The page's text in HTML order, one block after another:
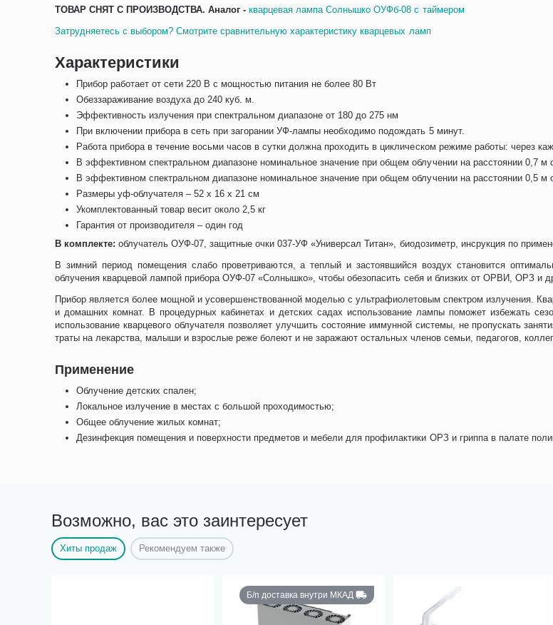
ТОВАР СНЯТ С ПРОИЗВОДСТВА. Аналог -кварцевая лампа Солнышко ОУФб-08 с таймером
Затрудняетесь с выбором? Смотрите сравнительную характеристику кварцевых ламп
Характеристики
Прибор работает от сети 220 В с мощностью питания не более 80 Вт
Обеззараживание воздуха до 240 куб. м.
Эффективность излучения при спектральном диапазоне от 180 до 275 нм
При включении прибора в сеть при загорании УФ-лампы необходимо подождать 5 минут.
Работа прибора в течение восьми часов в сутки должна проходить в циклическом режиме работы: через
В эффективном спектральном диапазоне номинальное значение при общем облучении на расстоянии 0,7
В эффективном спектральном диапазоне номинальное значение при общем облучении на расстоянии 0,5
Размеры уф-облучателя – 52 х 16 х 21 см
Укомплектованный товар весит около 2,5 кг
Гарантия от производителя – один год
В комплекте:облучатель ОУФ-07, защитные очки 037-УФ «Универсал Титан», биодозиметр, инсрукция по
В зимний период помещения слабо проветриваются, а теплый и застоявшийся воздух становится
облучения кварцевой лампой прибора ОУФ-07 «Солнышко», чтобы обезопасить себя и близких от ОРВИ, ОРЗ и
Прибор является более мощной и усовершенствованной моделью с ультрафиолетовым спектром излучения.
и домашних комнат. В процедурных кабинетах и детских садах использование лампы поможет избежать
использование кварцевого облучателя позволяет улучшить состояние иммунной системы, не пропускать
траты на лекарства, малыши и взрослые реже болеют и не заражают остальных членов семьи, педагогов,
Применение
Облучение детских спален;
Локальное излучение в местах с большой проходимостью;
Общее облучение жилых комнат;
Дезинфекция помещения и поверхности предметов и мебели для профилактики ОРЗ и гриппа в палате
Возможно, вас это заинтересует
Хиты продаж Рекомендуем также
Б/п доставка внутри МКАД